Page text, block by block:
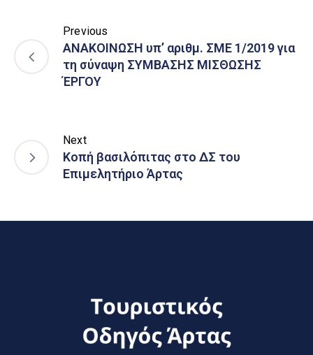
Previous
ΑΝΑΚΟΙΝΩΣΗ υπ’ αριθμ. ΣΜΕ 1/2019 για
τη σύναψη ΣΥΜΒΑΣΗΣ ΜΙΣΘΩΣΗΣ
ΈΡΓΟΥ
Next
Κοπή βασιλόπιτας στο ΔΣ του
Επιμελητήριο Άρτας